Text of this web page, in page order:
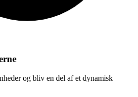
og bliv en del af et dynamisk